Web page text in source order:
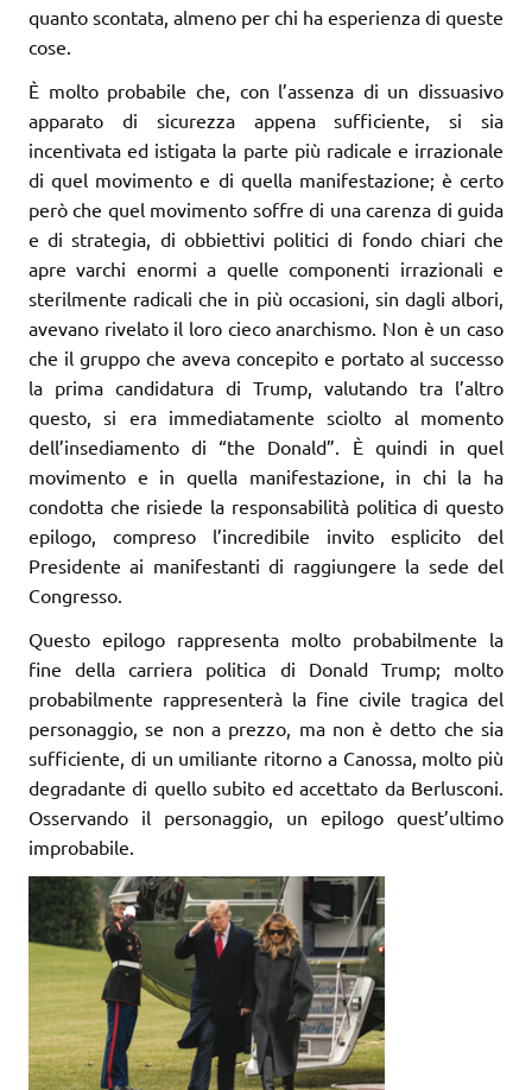
quanto scontata, almeno per chi ha esperienza di queste
cose.
È molto probabile che, con l’assenza di un dissuasivo
apparato di sicurezza appena sufficiente, si sia
incentivata ed istigata la parte più radicale e irrazionale
di quel movimento e di quella manifestazione; è certo
però che quel movimento soffre di una carenza di guida
e di strategia, di obbiettivi politici di fondo chiari che
apre varchi enormi a quelle componenti irrazionali e
sterilmente radicali che in più occasioni, sin dagli albori,
avevano rivelato il loro cieco anarchismo. Non è un caso
che il gruppo che aveva concepito e portato al successo
la prima candidatura di Trump, valutando tra l’altro
questo, si era immediatamente sciolto al momento
dell’insediamento di “the Donald”. È quindi in quel
movimento e in quella manifestazione, in chi la ha
condotta che risiede la responsabilità politica di questo
epilogo, compreso l’incredibile invito esplicito del
Presidente ai manifestanti di raggiungere la sede del
Congresso.
Questo epilogo rappresenta molto probabilmente la
fine della carriera politica di Donald Trump; molto
probabilmente rappresenterà la fine civile tragica del
personaggio, se non a prezzo, ma non è detto che sia
sufficiente, di un umiliante ritorno a Canossa, molto più
degradante di quello subito ed accettato da Berlusconi.
Osservando il personaggio, un epilogo quest’ultimo
improbabile.